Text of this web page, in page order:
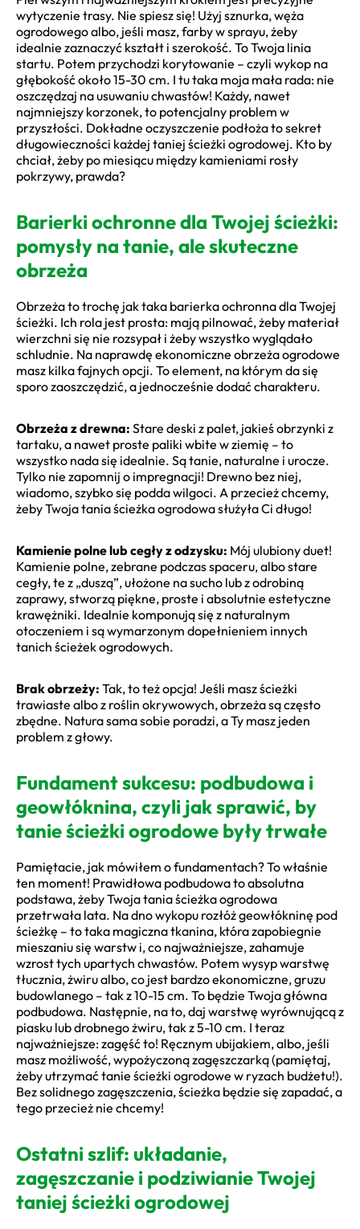
wytyczenie trasy. Nie spiesz się! Użyj sznurka, węża
ogrodowego albo, jeśli masz, farby w sprayu, żeby
idealnie zaznaczyć kształt i szerokość. To Twoja linia
startu. Potem przychodzi korytowanie – czyli wykop na
głębokość około 15-30 cm. I tu taka moja mała rada: nie
oszczędzaj na usuwaniu chwastów! Każdy, nawet
najmniejszy korzonek, to potencjalny problem w
przyszłości. Dokładne oczyszczenie podłoża to sekret
długowieczności każdej taniej ścieżki ogrodowej. Kto by
chciał, żeby po miesiącu między kamieniami rosły
pokrzywy, prawda?
Barierki ochronne dla Twojej ścieżki:
pomysły na tanie, ale skuteczne
obrzeża
Obrzeża to trochę jak taka barierka ochronna dla Twojej
ścieżki. Ich rola jest prosta: mają pilnować, żeby materiał
wierzchni się nie rozsypał i żeby wszystko wyglądało
schludnie. Na naprawdę ekonomiczne obrzeża ogrodowe
masz kilka fajnych opcji. To element, na którym da się
sporo zaoszczędzić, a jednocześnie dodać charakteru.
Obrzeża z drewna: Stare deski z palet, jakieś obrzynki z
tartaku, a nawet proste paliki wbite w ziemię – to
wszystko nada się idealnie. Są tanie, naturalne i urocze.
Tylko nie zapomnij o impregnacji! Drewno bez niej,
wiadomo, szybko się podda wilgoci. A przecież chcemy,
żeby Twoja tania ścieżka ogrodowa służyła Ci długo!
Kamienie polne lub cegły z odzysku: Mój ulubiony duet!
Kamienie polne, zebrane podczas spaceru, albo stare
cegły, te z „duszą”, ułożone na sucho lub z odrobiną
zaprawy, stworzą piękne, proste i absolutnie estetyczne
krawężniki. Idealnie komponują się z naturalnym
otoczeniem i są wymarzonym dopełnieniem innych
tanich ścieżek ogrodowych.
Brak obrzeży: Tak, to też opcja! Jeśli masz ścieżki
trawiaste albo z roślin okrywowych, obrzeża są często
zbędne. Natura sama sobie poradzi, a Ty masz jeden
problem z głowy.
Fundament sukcesu: podbudowa i
geowłóknina, czyli jak sprawić, by
tanie ścieżki ogrodowe były trwałe
Pamiętacie, jak mówiłem o fundamentach? To właśnie
ten moment! Prawidłowa podbudowa to absolutna
podstawa, żeby Twoja tania ścieżka ogrodowa
przetrwała lata. Na dno wykopu rozłóż geowłókninę pod
ścieżkę – to taka magiczna tkanina, która zapobiegnie
mieszaniu się warstw i, co najważniejsze, zahamuje
wzrost tych upartych chwastów. Potem wysyp warstwę
tłucznia, żwiru albo, co jest bardzo ekonomiczne, gruzu
budowlanego – tak z 10-15 cm. To będzie Twoja główna
podbudowa. Następnie, na to, daj warstwę wyrównującą z
piasku lub drobnego żwiru, tak z 5-10 cm. I teraz
najważniejsze: zagęść to! Ręcznym ubijakiem, albo, jeśli
masz możliwość, wypożyczoną zagęszczarką (pamiętaj,
żeby utrzymać tanie ścieżki ogrodowe w ryzach budżetu!).
Bez solidnego zagęszczenia, ścieżka będzie się zapadać, a
tego przecież nie chcemy!
Ostatni szlif: układanie,
zagęszczanie i podziwianie Twojej
taniej ścieżki ogrodowej